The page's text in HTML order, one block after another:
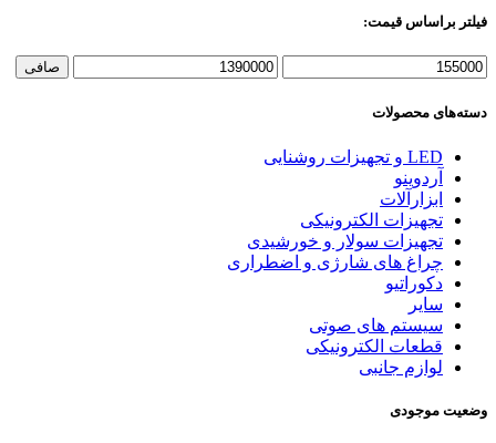
فیلتر براساس قیمت:
حداقل
حداكثر
صافی
دسته‌های محصولات
LED و تجهیزات روشنایی
آردوینو
ابزارآلات
تجهیزات الکترونیکی
تجهیزات سولار و خورشیدی
چراغ های شارژی و اضطراری
دکوراتیو
سایر
سیستم های صوتی
قطعات الکترونیکی
لوازم جانبی
وضعیت موجودی